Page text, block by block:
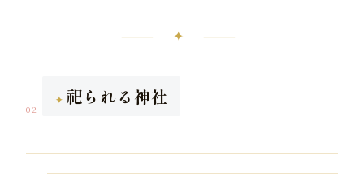
⸻ ✦ ⸻
02
祀られる神社